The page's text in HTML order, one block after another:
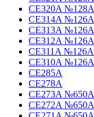
CE320A №128A
CE314A №126A
CE313A №126A
CE312A №126A
CE311A №126A
CE310A №126A
CE285A
CE278A
CE273A №650A
CE272A №650A